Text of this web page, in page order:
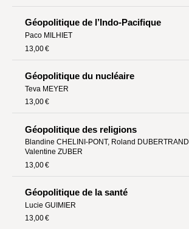
NEWSLETTER
Géopolitique de l’Indo-Pacifique
Paco MILHIET
13,00 €
Géopolitique du nucléaire
Teva MEYER
13,00 €
Géopolitique des religions
Blandine CHELINI-PONT, Roland DUBERTRAND
Valentine ZUBER
13,00 €
Géopolitique de la santé
Lucie GUIMIER
13,00 €